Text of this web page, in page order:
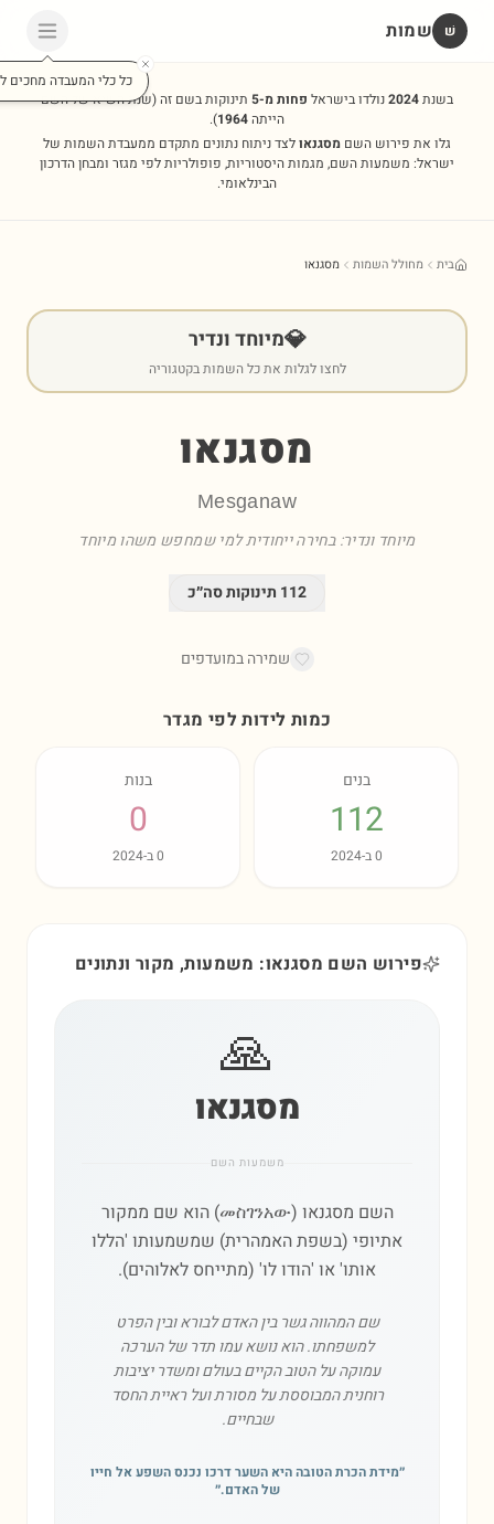
שׁ שמות
כל כלי המעבדה מחכים
בשנת2024נולדו בישראל פחות מ-5 תינוקות בשם זה(שנת השיא של השם
הייתה1964
).
גלו את פירוש השם מסגנאולצד ניתוח נתונים מתקדם ממעבדת השמות של
ישראל: משמעות השם, מגמות היסטוריות, פופולריות לפי מגזר ומבחן הדרכון
הבינלאומי.
בית מחולל השמות מסגנאו
💎מיוחד ונדיר
לחצו לגלות את כל השמות בקטגוריה
מסגנאו
Mesganaw
מיוחד ונדיר: בחירה ייחודית למי שמחפש משהו מיוחד
112 תינוקות סה״כ
שמירה במועדפים
כמות לידות לפי מגדר
בנים
112
0ב-2024
בנות
0
0ב-2024
פירוש השם מסגנאו: משמעות, מקור ונתונים
🙏
מסגנאו
משמעות השם
השם מסגנאו (መስገንአው) הוא שם ממקור
אתיופי (בשפת האמהרית) שמשמעותו 'הללו
אותו' או 'הודו לו' (מתייחס לאלוהים).
שם המהווה גשר בין האדם לבורא ובין הפרט
למשפחתו. הוא נושא עמו תדר של הערכה
עמוקה על הטוב הקיים בעולם ומשדר יציבות
רוחנית המבוססת על מסורת ועל ראיית החסד
שבחיים.
״מידת הכרת הטובה היא השער דרכו נכנס השפע אל חייו
של האדם.״